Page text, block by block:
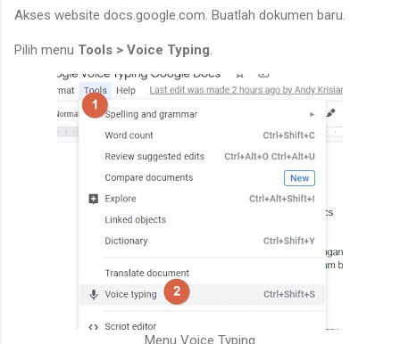
Akses website docs.google.com. Buatlah dokumen baru.
Pilih menu Tools > Voice Typing
Menu Voice Typing